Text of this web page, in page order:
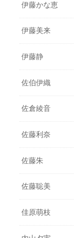
伊藤かな恵
伊藤美来
伊藤静
佐伯伊織
佐倉綾音
佐藤利奈
佐藤朱
佐藤聡美
佳原萌枝